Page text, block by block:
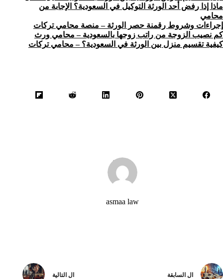
ماذا إذا رفض أحد الورثة التوكيل في السعودية؟ الإجابة من
محامي
إجراءات وشروط رقمنة حصر الورثة – منصة محامي تركات
كم نصيب الزوجة من راتب زوجها بالسعودية – محامي ورث
كيفية تقسيم منزل بين الورثة في السعودية؟ – محامي تركات
asmaa law
ال السابقة ال التالية